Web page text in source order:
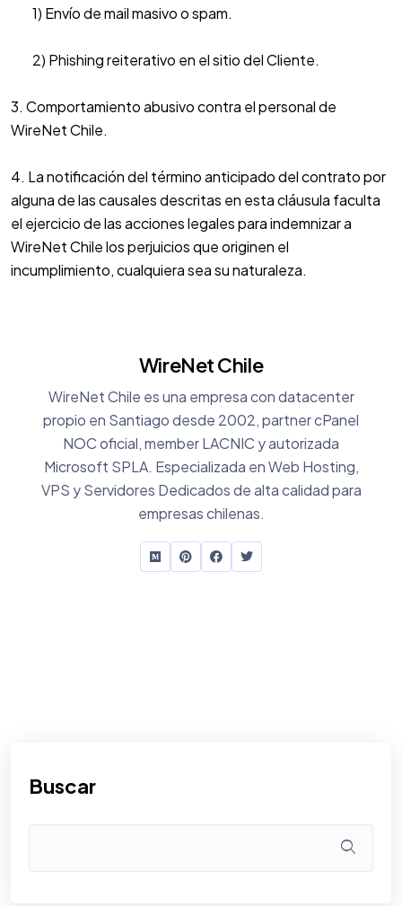
1) Envío de mail masivo o spam.
2) Phishing reiterativo en el sitio del Cliente.
3. Comportamiento abusivo contra el personal de
WireNet Chile.
4. La notificación del término anticipado del contrato por
alguna de las causales descritas en esta cláusula faculta
el ejercicio de las acciones legales para indemnizar a
WireNet Chile los perjuicios que originen el
incumplimiento, cualquiera sea su naturaleza.
WireNet Chile
WireNet Chile es una empresa con datacenter
propio en Santiago desde 2002, partner cPanel
NOC oficial, member LACNIC y autorizada
Microsoft SPLA. Especializada en Web Hosting,
VPS y Servidores Dedicados de alta calidad para
empresas chilenas.
Buscar